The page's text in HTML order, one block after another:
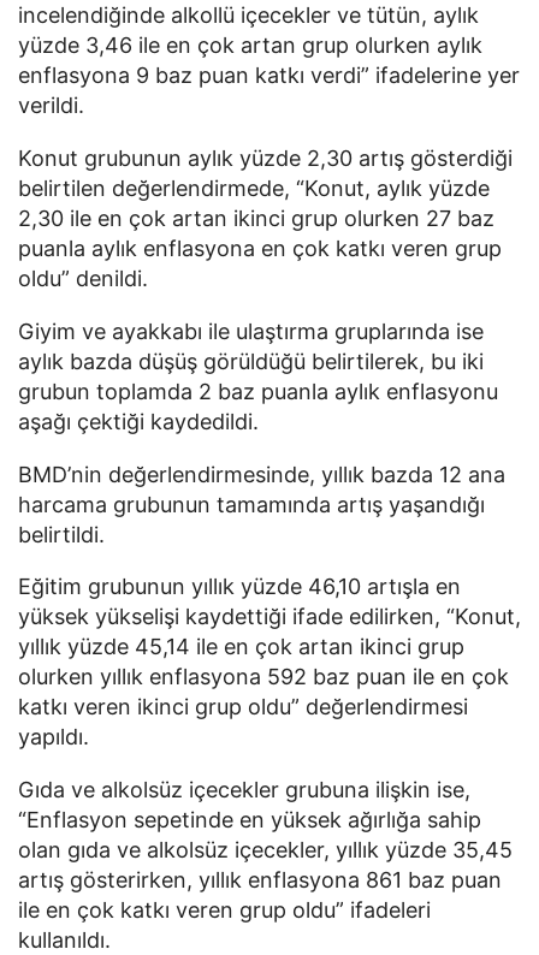
incelendiğinde alkollü içecekler ve tütün, aylık
yüzde 3,46 ile en çok artan grup olurken aylık
enflasyona 9 baz puan katkı verdi” ifadelerine yer
verildi.
Konut grubunun aylık yüzde 2,30 artış gösterdiği
belirtilen değerlendirmede, “Konut, aylık yüzde
2,30 ile en çok artan ikinci grup olurken 27 baz
puanla aylık enflasyona en çok katkı veren grup
oldu” denildi.
Giyim ve ayakkabı ile ulaştırma gruplarında ise
aylık bazda düşüş görüldüğü belirtilerek, bu iki
grubun toplamda 2 baz puanla aylık enflasyonu
aşağı çektiği kaydedildi.
BMD’nin değerlendirmesinde, yıllık bazda 12 ana
harcama grubunun tamamında artış yaşandığı
belirtildi.
Eğitim grubunun yıllık yüzde 46,10 artışla en
yüksek yükselişi kaydettiği ifade edilirken, “Konut,
yıllık yüzde 45,14 ile en çok artan ikinci grup
olurken yıllık enflasyona 592 baz puan ile en çok
katkı veren ikinci grup oldu” değerlendirmesi
yapıldı.
Gıda ve alkolsüz içecekler grubuna ilişkin ise,
“Enflasyon sepetinde en yüksek ağırlığa sahip
olan gıda ve alkolsüz içecekler, yıllık yüzde 35,45
artış gösterirken, yıllık enflasyona 861 baz puan
ile en çok katkı veren grup oldu” ifadeleri
kullanıldı.